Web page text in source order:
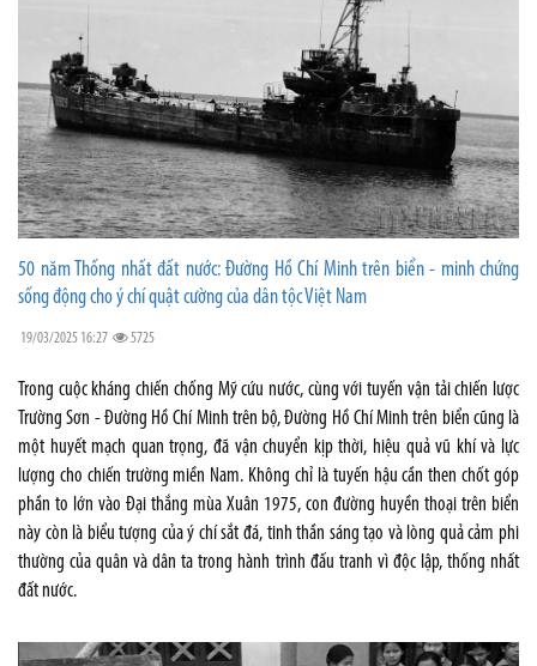
50 năm Thống nhất đất nước: Đường Hồ Chí Minh trên biển - minh chứng
sống động cho ý chí quật cường của dân tộc Việt Nam
19/03/2025 16:27 5725
Trong cuộc kháng chiến chống Mỹ cứu nước, cùng với tuyến vận tải chiến lược
Trường Sơn - Đường Hồ Chí Minh trên bộ, Đường Hồ Chí Minh trên biển cũng là
một huyết mạch quan trọng, đã vận chuyển kịp thời, hiệu quả vũ khí và lực
lượng cho chiến trường miền Nam. Không chỉ là tuyến hậu cần then chốt góp
phần to lớn vào Đại thắng mùa Xuân 1975, con đường huyền thoại trên biển
này còn là biểu tượng của ý chí sắt đá, tinh thần sáng tạo và lòng quả cảm phi
thường của quân và dân ta trong hành trình đấu tranh vì độc lập, thống nhất
đất nước.